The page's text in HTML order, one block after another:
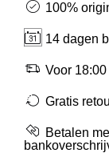
Porsche
100%
14 dagen
Voor
Gratis
Betalen